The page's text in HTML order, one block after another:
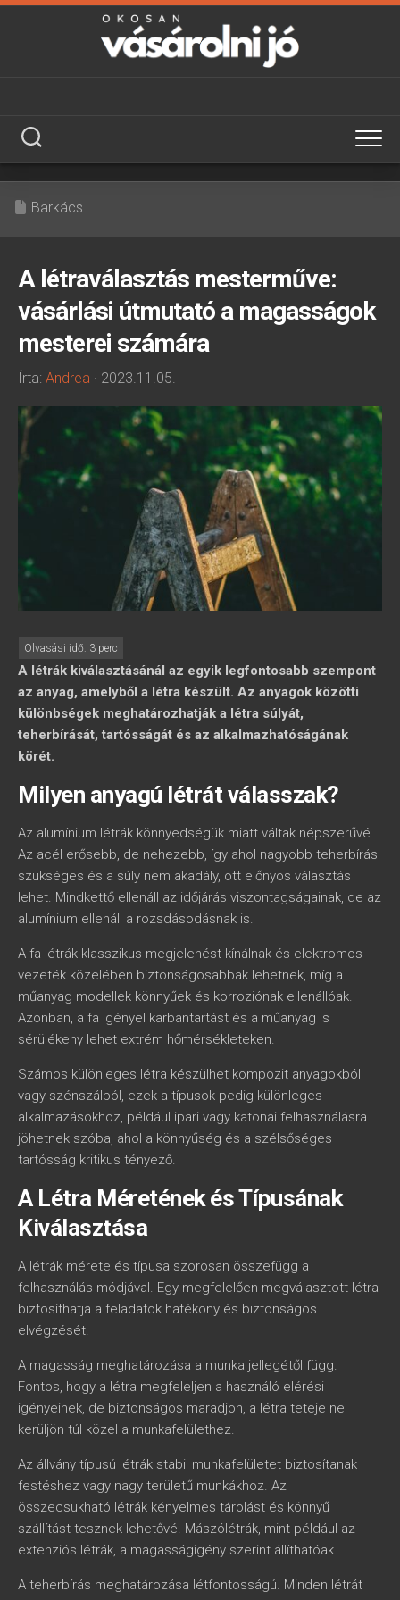
Skip
Barkács
A létraválasztás mesterműve:
vásárlási útmutató a magasságok
mesterei számára
Írta: Andrea · 2023.11.05.
A létrák kiválasztásánál az egyik legfontosabb szempont
az anyag, amelyből a létra készült. Az anyagok közötti
különbségek meghatározhatják a létra súlyát,
teherbírását, tartósságát és az alkalmazhatóságának
körét.
Milyen anyagú létrát válasszak?
Az alumínium létrák könnyedségük miatt váltak népszerűvé.
Az acél erősebb, de nehezebb, így ahol nagyobb teherbírás
szükséges és a súly nem akadály, ott előnyös választás
lehet. Mindkettő ellenáll az időjárás viszontagságainak, de az
alumínium ellenáll a rozsdásodásnak is.
A fa létrák klasszikus megjelenést kínálnak és elektromos
vezeték közelében biztonságosabbak lehetnek, míg a
műanyag modellek könnyűek és korroziónak ellenállóak.
Azonban, a fa igényel karbantartást és a műanyag is
sérülékeny lehet extrém hőmérsékleteken.
Számos különleges létra készülhet kompozit anyagokból
vagy szénszálból, ezek a típusok pedig különleges
alkalmazásokhoz, például ipari vagy katonai felhasználásra
jöhetnek szóba, ahol a könnyűség és a szélsőséges
tartósság kritikus tényező.
A Létra Méretének és Típusának
Kiválasztása
A létrák mérete és típusa szorosan összefügg a
felhasználás módjával. Egy megfelelően megválasztott létra
biztosíthatja a feladatok hatékony és biztonságos
elvégzését.
A magasság meghatározása a munka jellegétől függ.
Fontos, hogy a létra megfeleljen a használó elérési
igényeinek, de biztonságos maradjon, a létra teteje ne
kerüljön túl közel a munkafelülethez.
Az állvány típusú létrák stabil munkafelületet biztosítanak
festéshez vagy nagy területű munkákhoz. Az
összecsukható létrák kényelmes tárolást és könnyű
szállítást tesznek lehetővé. Mászólétrák, mint például az
extenziós létrák, a magasságigény szerint állíthatóak.
A teherbírás meghatározása létfontosságú. Minden létrát